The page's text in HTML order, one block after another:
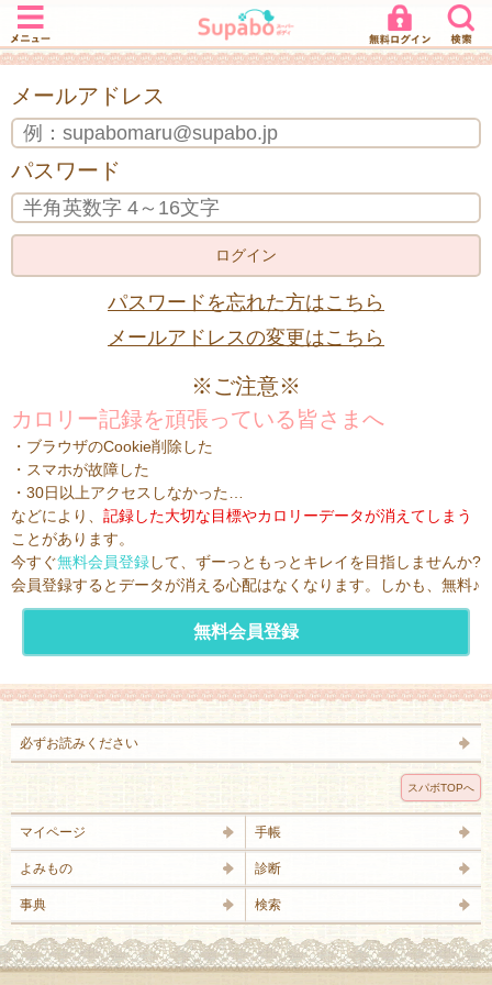
メニュー
Supabo
- スー
パーボ
ログイン 検索
メールアドレス
パスワード
ログイン
パスワードを忘れた方はこちら
メールアドレスの変更はこちら
※ご注意※
カロリー記録を頑張っている皆さまへ
・ブラウザのCookie削除した
・スマホが故障した
・30日以上アクセスしなかった…
などにより、 記録した大切な目標やカロリーデータが消えてしまう
ことがあります。
今すぐ無料会員登録して、ずーっともっとキレイを目指しませんか?
会員登録するとデータが消える心配はなくなります。しかも、無料♪
無料会員登録
必ずお読みください
スパボTOPへ
マイページ 手帳
よみもの 診断
事典 検索